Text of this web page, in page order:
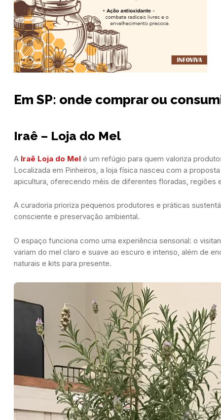
Em SP: onde comprar ou
Iraê – Loja do Mel
A Iraê Loja do Mel é um refúgio para quem valoriza
Localizada em Pinheiros, a loja física nasceu com a
apicultura, oferecendo méis de diferentes floradas, regiões
A curadoria prioriza pequenos produtores e práticas
consciente e preservação ambiental.
O espaço funciona como uma experiência sensorial: o
variam do mel claro e suave ao escuro e intenso, além de
naturais e kits para presente.